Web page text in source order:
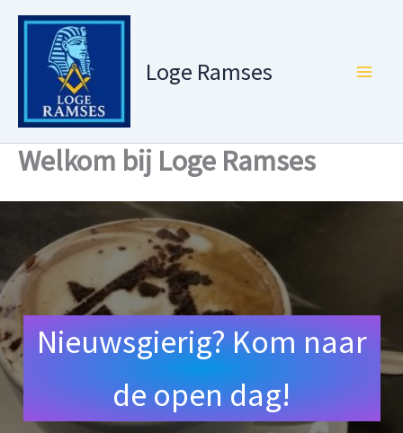
Loge Ramses
Welkom bij Loge Ramses
Nieuwsgierig? Kom naar
de open dag!